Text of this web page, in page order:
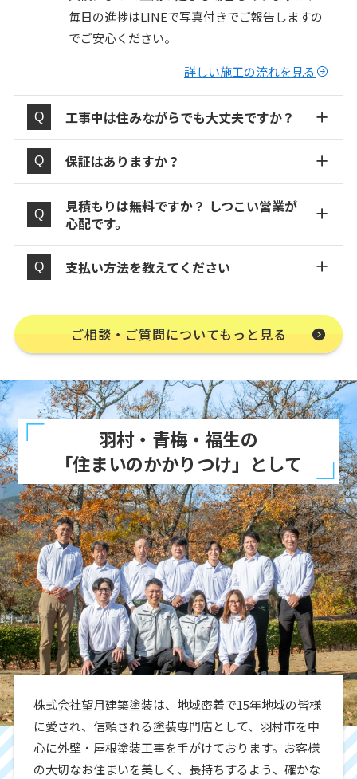
毎日の進捗はLINEで写真付きでご報告しますの
でご安心ください。
詳しい施工の流れを見る
工事中は住みながらでも大丈夫ですか？
保証はありますか？
見積もりは無料ですか？ しつこい営業が
心配です。
支払い方法を教えてください
ご相談・ご質問についてもっと見る
羽村・青梅・福生の
「住まいのかかりつけ」として
株式会社望月建築塗装は、地域密着で15年地域の皆様
に愛され、信頼される塗装専門店として、羽村市を中
心に外壁・屋根塗装工事を手がけております。お客様
の大切なお住まいを美しく、長持ちするよう、確かな